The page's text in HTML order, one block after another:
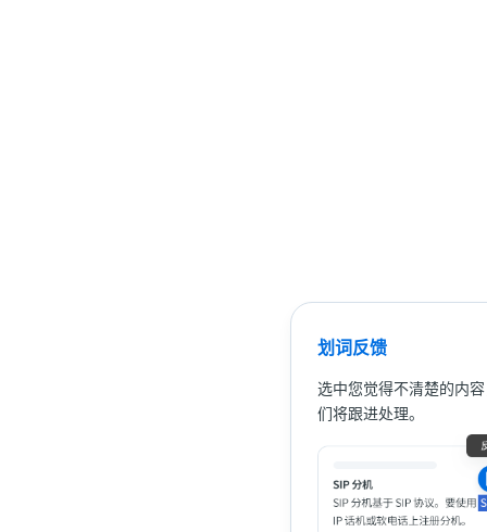
划词反馈
选中您觉得不清楚的内
们将跟进处理。